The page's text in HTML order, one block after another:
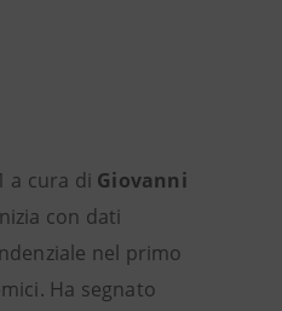
a cura di Giovanni
con dati
nel primo
Ha segnato